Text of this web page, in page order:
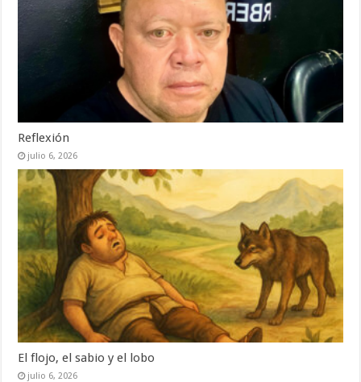
Reflexión
julio 6, 2026
El flojo, el sabio y el lobo
julio 6, 2026